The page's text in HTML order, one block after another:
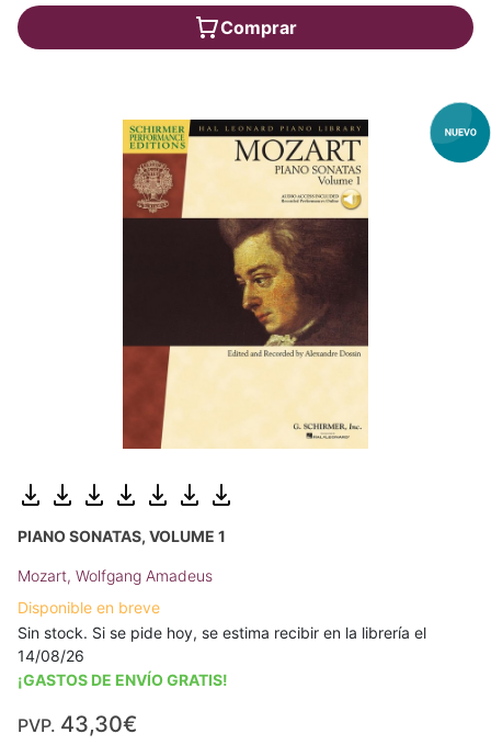
Comprar
PIANO SONATAS, VOLUME 1
Mozart, Wolfgang Amadeus
Disponible en breve
Sin stock. Si se pide hoy, se estima recibir en la librería el
14/08/26
¡GASTOS DE ENVÍO GRATIS!
PVP. 43,30€